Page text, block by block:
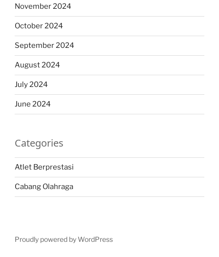
November 2024
October 2024
September 2024
August 2024
July 2024
June 2024
Categories
Atlet Berprestasi
Cabang Olahraga
Proudly powered by WordPress